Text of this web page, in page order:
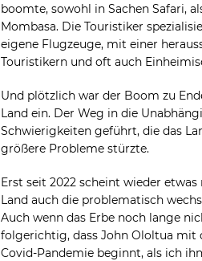
boomte, sowohl in Sachen Safari,
Mombasa. Die Touristiker
eigene Flugzeuge, mit einer
Touristikern und oft auch
Und plötzlich war der Boom zu
Land ein. Der Weg in die
Schwierigkeiten geführt, die das
größere Probleme stürzte.
Erst seit 2022 scheint wieder
Land auch die problematisch
Auch wenn das Erbe noch lange
folgerichtig, dass John Ololtua mit
Covid-Pandemie beginnt, als ich